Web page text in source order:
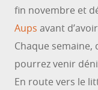
fin novembre et
Aups avant
Chaque
pourrez venir
En route vers le